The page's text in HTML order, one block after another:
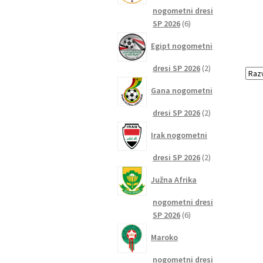
nogometni dresi
SP 2026 66
Egipt nogometni
dresi SP 2026 22
Gana nogometni
dresi SP 2026 22
Irak nogometni
dresi SP 2026 22
Južna Afrika
nogometni dresi
SP 2026 66
Maroko
nogometni dresi